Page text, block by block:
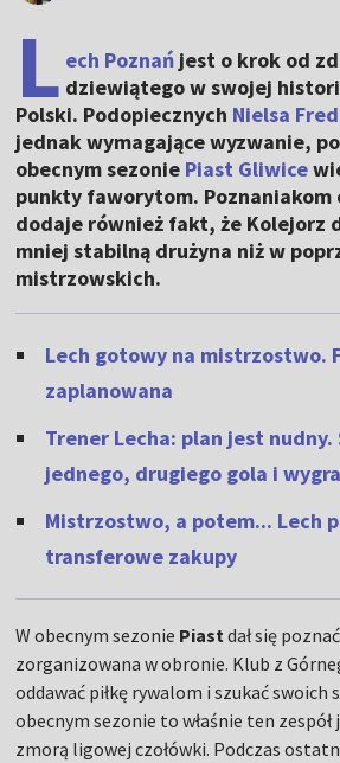
L ech Poznań jest o krok od
dziewiątego w swojej
Polski. Podopiecznych Nielsa
jednak wymagające wyzwanie,
obecnym sezonie Piast Gliwice
punkty faworytom. Poznaniakom
dodaje również fakt, że Kolejorz
mniej stabilną drużyna niż w
mistrzowskich.
Lech gotowy na mistrzostwo.
zaplanowana
Trener Lecha: plan jest
jednego, drugiego gola i
Mistrzostwo, a potem... Lech
transferowe zakupy
W obecnym sezonie Piastdał się
zorganizowana w obronie. Klub z
oddawać piłkę rywalom i szukać swoich
obecnym sezonie to właśnie ten
zmorą ligowej czołówki. Podczas